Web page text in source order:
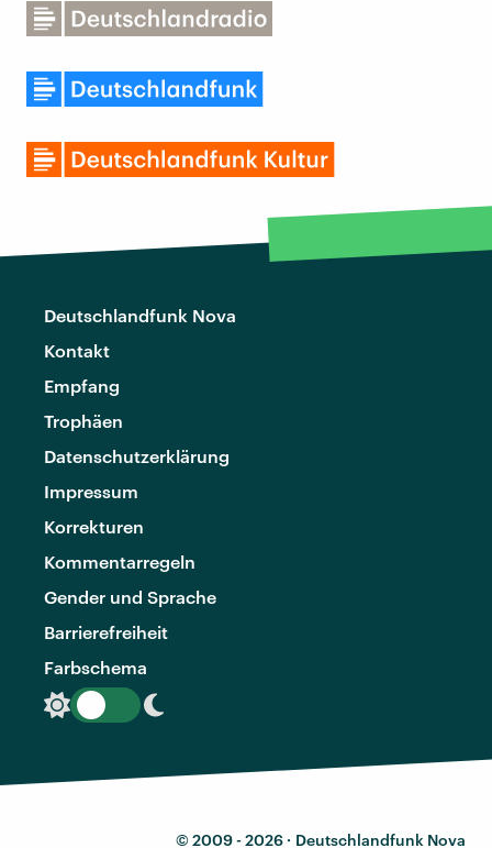
Deutschlandfunk Nova
Kontakt
Empfang
Trophäen
Datenschutzerklärung
Impressum
Korrekturen
Kommentarregeln
Gender und Sprache
Barrierefreiheit
Farbschema
© 2009 - 2026 · Deutschlandfunk Nova